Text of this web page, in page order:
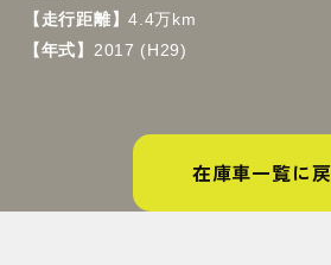
【走行距離】4.4万km
【年式】 2017 (H29)
在庫車一覧に